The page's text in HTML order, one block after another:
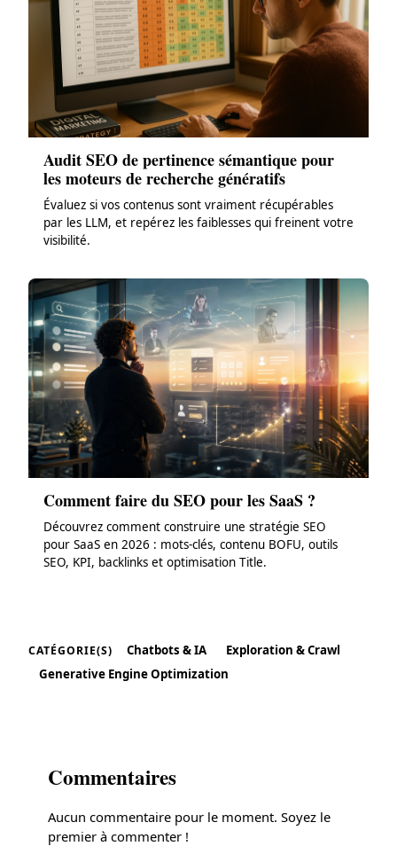
Audit SEO de pertinence sémantique pour
les moteurs de recherche génératifs
Évaluez si vos contenus sont vraiment récupérables
par les LLM, et repérez les faiblesses qui freinent votre
visibilité.
Comment faire du SEO pour les SaaS ?
Découvrez comment construire une stratégie SEO
pour SaaS en 2026 : mots-clés, contenu BOFU, outils
SEO, KPI, backlinks et optimisation Title.
CATÉGORIE(S) Chatbots & IA
Exploration & Crawl
Generative Engine Optimization
Commentaires
Aucun commentaire pour le moment. Soyez le
premier à commenter !